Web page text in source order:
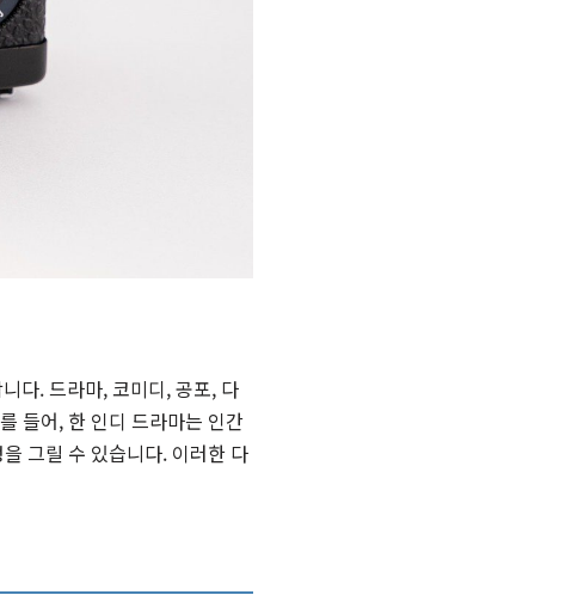
다. 드라마, 코미디, 공포, 다
들어, 한 인디 드라마는 인간
그릴 수 있습니다. 이러한 다